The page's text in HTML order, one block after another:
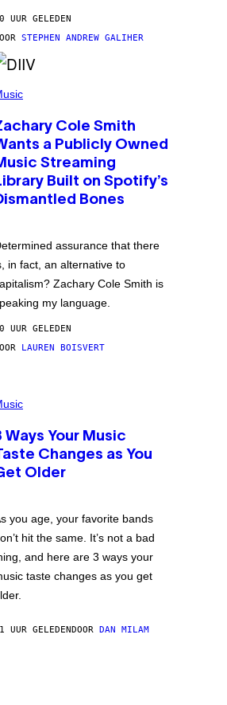
UUR GELEDEN
STEPHEN ANDREW GALIHER
Cole Smith
a Publicly Owned
Streaming
Built on Spotify’s
Bones
assurance that there
in fact, an alternative to
Zachary Cole Smith is
my language.
UUR GELEDEN
LAUREN BOISVERT
Ways Your Music
Changes as You
Older
you age, your favorite bands
hit the same. It’s not a bad
and here are 3 ways your
taste changes as you get
UUR GELEDENDOOR DAN MILAM